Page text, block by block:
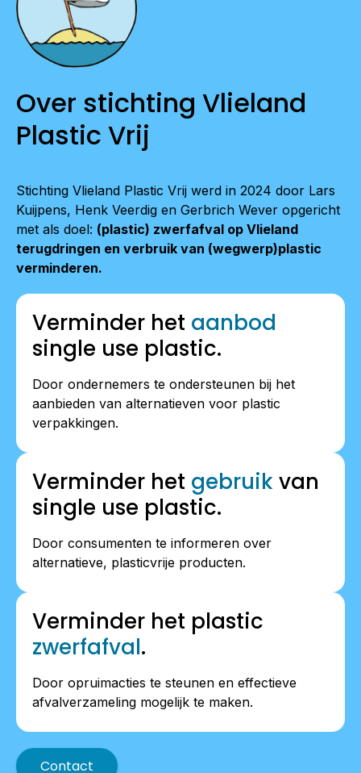
Over stichting Vlieland
Plastic Vrij
Stichting Vlieland Plastic Vrij werd in 2024 door Lars
Kuijpens, Henk Veerdig en Gerbrich Wever opgericht
met als doel: (plastic) zwerfafval op Vlieland
terugdringen en verbruik van (wegwerp)plastic
verminderen.
Verminder het aanbod
single use plastic.
Door ondernemers te ondersteunen bij het
aanbieden van alternatieven voor plastic
verpakkingen.
Verminder het gebruik van
single use plastic.
Door consumenten te informeren over
alternatieve, plasticvrije producten.
Verminder het plastic
zwerfafval.
Door opruimacties te steunen en effectieve
afvalverzameling mogelijk te maken.
Contact